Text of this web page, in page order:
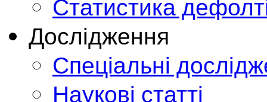
Статистика
Дослідження
Спеціальні
Наукові статті